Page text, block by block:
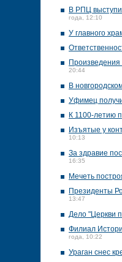
В РПЦ
года, 12:10
У главного
Произведения
20:44
В
Уфимец
К 1100-летию
Изъятые у
10:13
За здравие
16:35
Мечеть
Президенты
13:47
Дело "Церкви
Филиал
года, 10:22
Ураган снес